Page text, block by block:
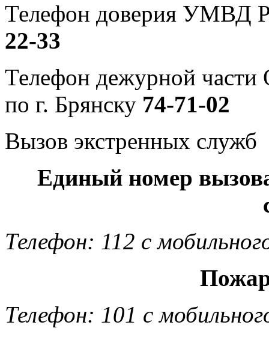
Телефон доверия УМВД
22-33
Телефон дежурной
по г. Брянску 74-71-02
Вызов экстренных служб
Единый номер
Телефон: 112 с
Телефон: 101 с